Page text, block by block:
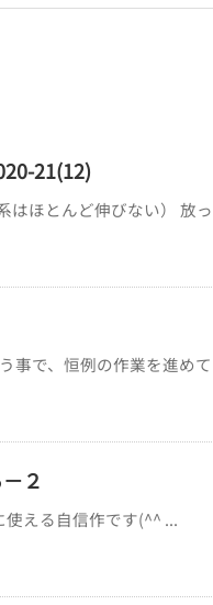
21(12)
はほとんど伸びない） 放っ
事で、恒例の作業を進めて
２
える自信作です(^^ ...